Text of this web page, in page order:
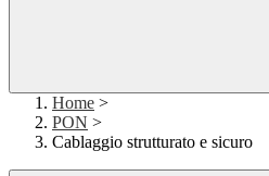
Home >
PON >
Cablaggio strutturato e sicuro